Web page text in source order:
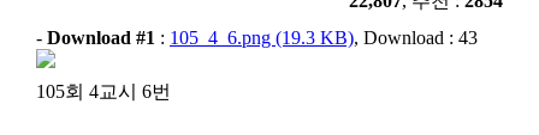
- Download #1 : 105_4_6.png (19.3 KB), Download : 43
105회 4교시 6번